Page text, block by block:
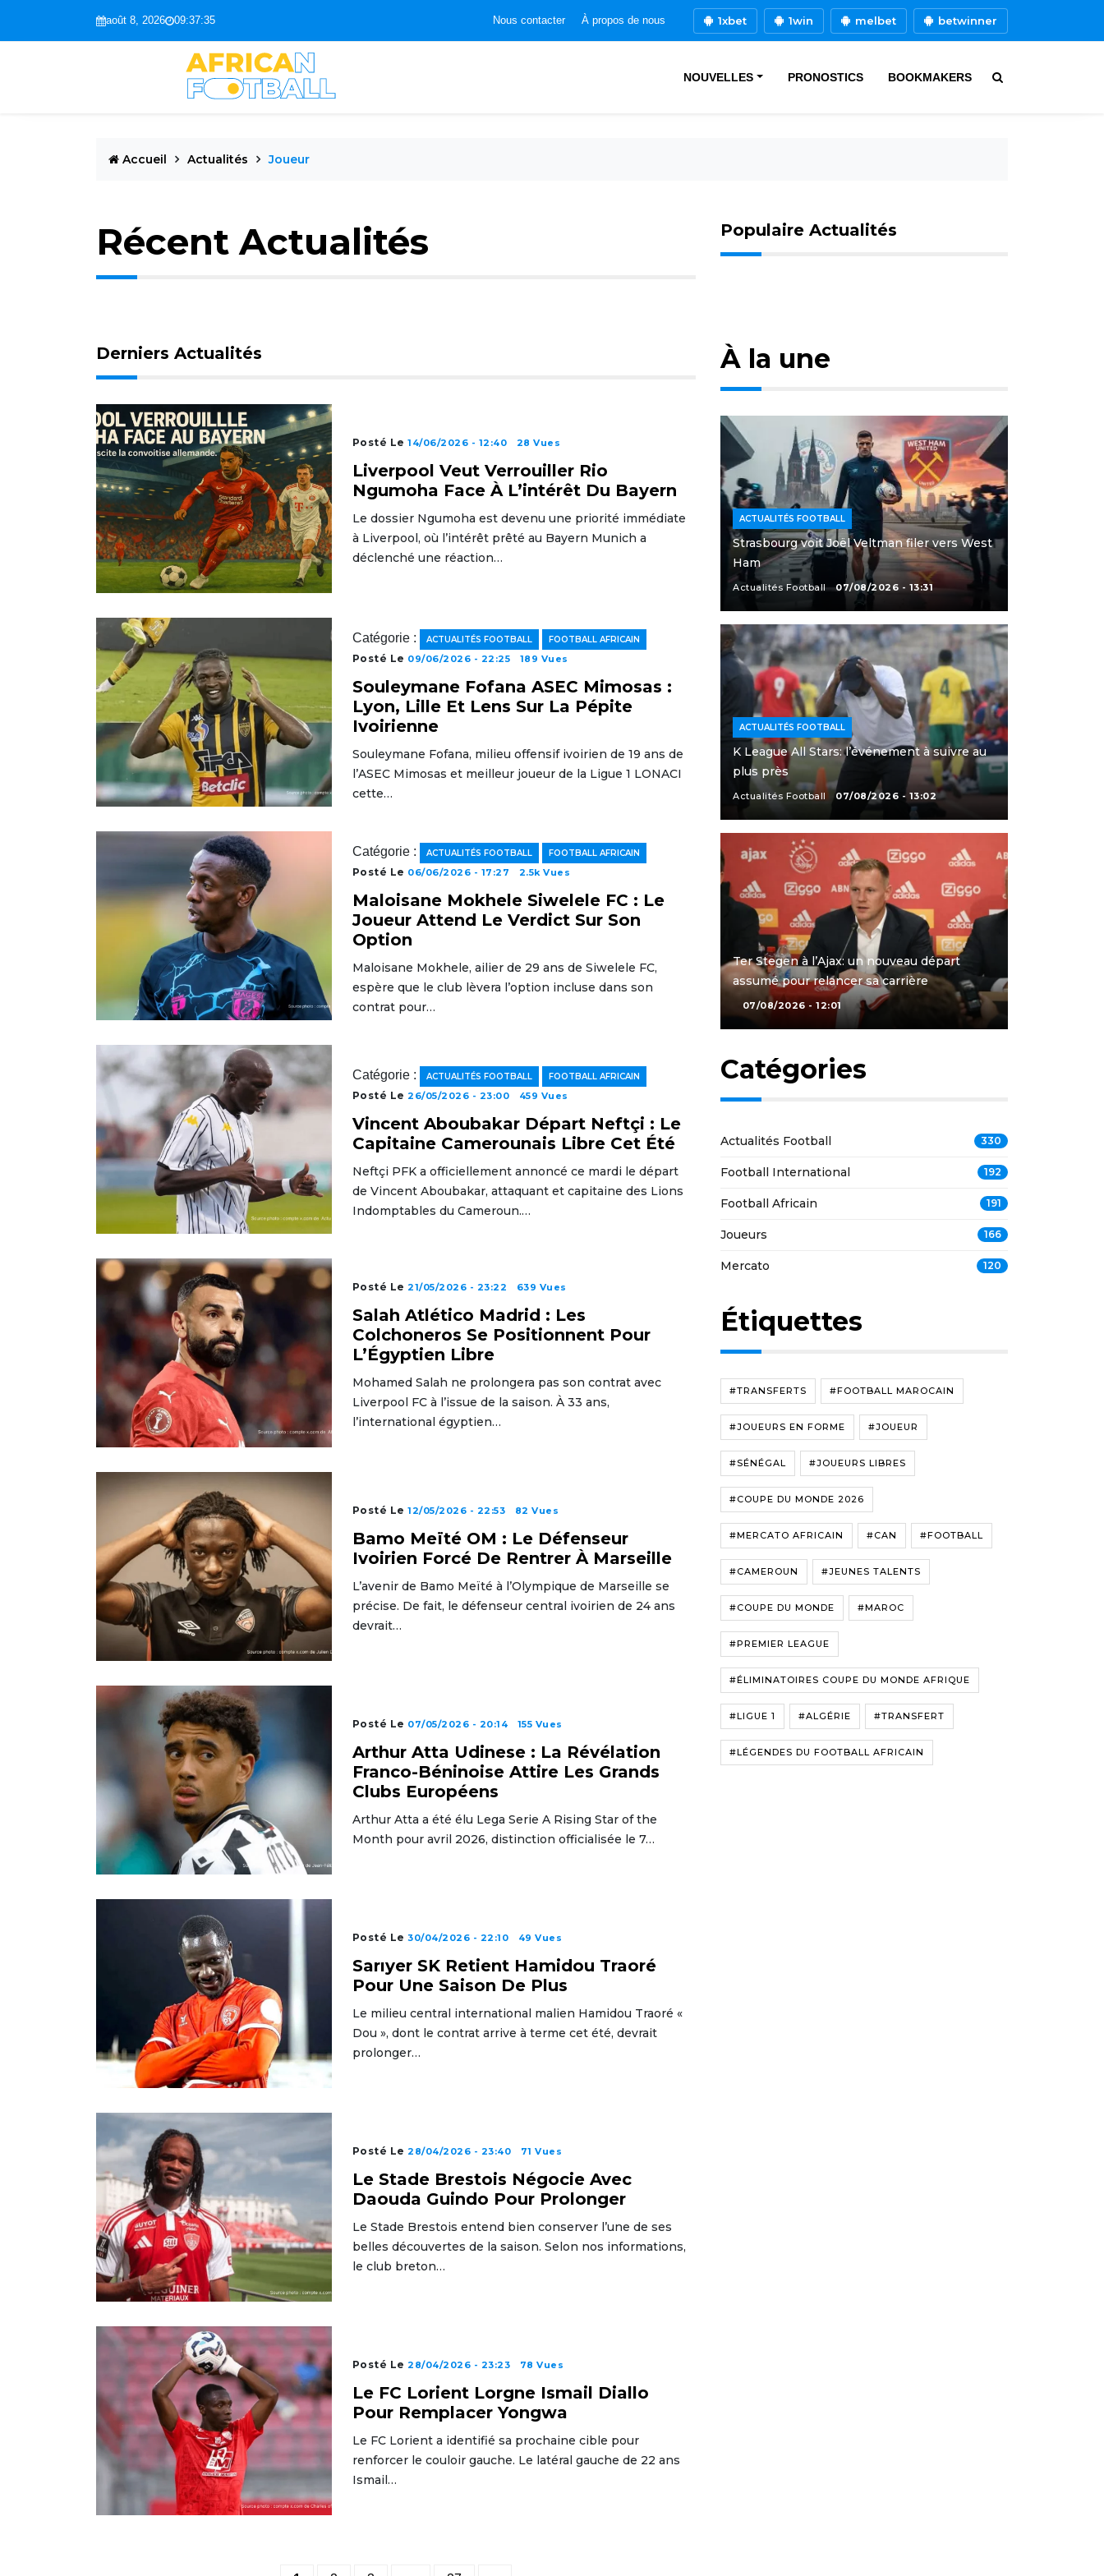
août 8, 2026 09:37:36 Nous contacter À propos de nous 1xbet 1win melbet betwinner
NOUVELLES PRONOSTICS BOOKMAKERS
Accueil Actualités Joueur
Récent Actualités Populaire Actualités
Derniers Actualités
Posté Le14/06/2026 - 12:40 28 Vues
Liverpool Veut Verrouiller Rio
Ngumoha Face À L’intérêt Du Bayern
Le dossier Ngumoha est devenu une priorité immédiate
à Liverpool, où l’intérêt prêté au Bayern Munich a
déclenché une réaction…
Catégorie : ACTUALITÉS FOOTBALL FOOTBALL AFRICAIN
Posté Le 09/06/2026 - 22:25 189 Vues
Souleymane Fofana ASEC Mimosas :
Lyon, Lille Et Lens Sur La Pépite
Ivoirienne
Souleymane Fofana, milieu offensif ivoirien de 19 ans de
l’ASEC Mimosas et meilleur joueur de la Ligue 1 LONACI
cette…
Catégorie : ACTUALITÉS FOOTBALL FOOTBALL AFRICAIN
Posté Le 06/06/2026 - 17:27 2.5k Vues
Maloisane Mokhele Siwelele FC : Le
Joueur Attend Le Verdict Sur Son
Option
Maloisane Mokhele, ailier de 29 ans de Siwelele FC,
espère que le club lèvera l’option incluse dans son
contrat pour…
Catégorie : ACTUALITÉS FOOTBALL FOOTBALL AFRICAIN
Posté Le26/05/2026 - 23:00 459 Vues
Vincent Aboubakar Départ Neftçi : Le
Capitaine Camerounais Libre Cet Été
Neftçi PFK a officiellement annoncé ce mardi le départ
de Vincent Aboubakar, attaquant et capitaine des Lions
Indomptables du Cameroun.…
Posté Le21/05/2026 - 23:22 639 Vues
Salah Atlético Madrid : Les
Colchoneros Se Positionnent Pour
L’Égyptien Libre
Mohamed Salah ne prolongera pas son contrat avec
Liverpool FC à l’issue de la saison. À 33 ans,
l’international égyptien…
Posté Le12/05/2026 - 22:53 82 Vues
Bamo Meïté OM : Le Défenseur
Ivoirien Forcé De Rentrer À Marseille
L’avenir de Bamo Meïté à l’Olympique de Marseille se
précise. De fait, le défenseur central ivoirien de 24 ans
devrait…
Posté Le 07/05/2026 - 20:14 155 Vues
Arthur Atta Udinese : La Révélation
Franco-Béninoise Attire Les Grands
Clubs Européens
Arthur Atta a été élu Lega Serie A Rising Star of the
Month pour avril 2026, distinction officialisée le 7…
Posté Le30/04/2026 - 22:10 49 Vues
Sarıyer SK Retient Hamidou Traoré
Pour Une Saison De Plus
Le milieu central international malien Hamidou Traoré «
Dou », dont le contrat arrive à terme cet été, devrait
prolonger…
Posté Le28/04/2026 - 23:40 71 Vues
Le Stade Brestois Négocie Avec
Daouda Guindo Pour Prolonger
Le Stade Brestois entend bien conserver l’une de ses
belles découvertes de la saison. Selon nos informations,
le club breton…
Posté Le28/04/2026 - 23:23 78 Vues
Le FC Lorient Lorgne Ismail Diallo
Pour Remplacer Yongwa
Le FC Lorient a identifié sa prochaine cible pour
renforcer le couloir gauche. Le latéral gauche de 22 ans
Ismail…
À la une
ACTUALITÉS FOOTBALL
Strasbourg voit Joël Veltman filer vers West
Ham
Actualités Football 07/08/2026 - 13:31
ACTUALITÉS FOOTBALL
K League All Stars: l’événement à suivre au
plus près
Actualités Football 07/08/2026 - 13:02
Ter Stegen à l’Ajax: un nouveau départ
assumé pour relancer sa carrière
07/08/2026 - 12:01
Catégories
Actualités Football 330
Football International 192
Football Africain 191
Joueurs 166
Mercato 120
Étiquettes
#TRANSFERTS #FOOTBALL MAROCAIN
#JOUEURS EN FORME #JOUEUR
#SÉNÉGAL #JOUEURS LIBRES
#COUPE DU MONDE 2026
#MERCATO AFRICAIN #CAN #FOOTBALL
#CAMEROUN #JEUNES TALENTS
#COUPE DU MONDE #MAROC
#PREMIER LEAGUE
#ÉLIMINATOIRES COUPE DU MONDE AFRIQUE
#LIGUE 1 #ALGÉRIE #TRANSFERT
#LÉGENDES DU FOOTBALL AFRICAIN